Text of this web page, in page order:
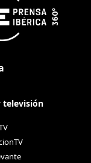
televisión